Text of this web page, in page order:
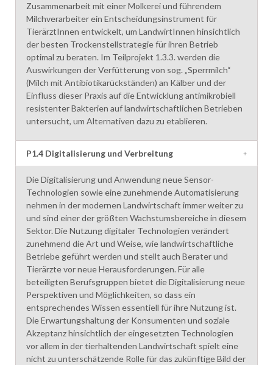
Zusammenarbeit mit einer Molkerei und führendem
Milchverarbeiter ein Entscheidungsinstrument für
TierärztInnen entwickelt, um LandwirtInnen hinsichtlich
der besten Trockenstellstrategie für ihren Betrieb
optimal zu beraten. Im Teilprojekt 1.3.3. werden die
Auswirkungen der Verfütterung von sog. „Sperrmilch“
(Milch mit Antibiotikarückständen) an Kälber und der
Einfluss dieser Praxis auf die Entwicklung antimikrobiell
resistenter Bakterien auf landwirtschaftlichen Betrieben
untersucht, um Alternativen dazu zu etablieren.
P1.4 Digitalisierung und Verbreitung
Die Digitalisierung und Anwendung neue Sensor-
Technologien sowie eine zunehmende Automatisierung
nehmen in der modernen Landwirtschaft immer weiter zu
und sind einer der größten Wachstumsbereiche in diesem
Sektor. Die Nutzung digitaler Technologien verändert
zunehmend die Art und Weise, wie landwirtschaftliche
Betriebe geführt werden und stellt auch Berater und
Tierärzte vor neue Herausforderungen. Für alle
beteiligten Berufsgruppen bietet die Digitalisierung neue
Perspektiven und Möglichkeiten, so dass ein
entsprechendes Wissen essentiell für ihre Nutzung ist.
Die Erwartungshaltung der Konsumenten und soziale
Akzeptanz hinsichtlich der eingesetzten Technologien
vor allem in der tierhaltenden Landwirtschaft spielt eine
nicht zu unterschätzende Rolle für das zukünftige Bild der